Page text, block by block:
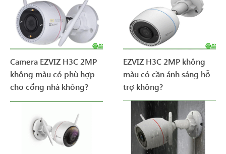
Camera EZVIZ H3C 2MP
không màu có phù hợp
cho cổng nhà không?
EZVIZ H3C 2MP không
màu có cần ánh sáng hỗ
trợ không?